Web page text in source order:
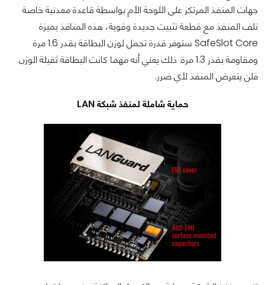
جهات المنفذ المرتكز على اللوحة الأم بواسطة قاعدة معدنية خاصة
تلف المنفذ مع قطعة تثبيت جديدة وقوية، هذه المنافذ بميزة
SafeSlot Core ستوفر قدرة تحمل لوزن البطاقة بقدر 1.6 مرة
ومقاومة بقدر 1.3 مرة. ذلك يعني أنه مهما كانت البطاقة ثقيلة الوزن
فلن يتعرض المنفذ لأي ضرر.
حماية شاملة لمنفذ شبكة LAN